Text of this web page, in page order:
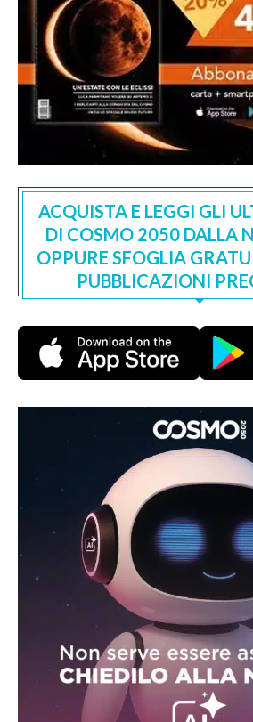
ACQUISTA E LEGGI GLI
DI COSMO 2050 DALLA
OPPURE SFOGLIA
PUBBLICAZIONI